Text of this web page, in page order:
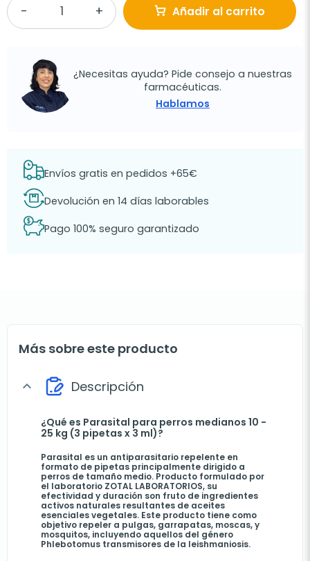
Añadir al carrito
¿Necesitas ayuda? Pide consejo a nuestras
farmacéuticas.
Hablamos
Envíos gratis en pedidos +65€
Devolución en 14 días laborables
Pago 100% seguro garantizado
Más sobre este producto
expand_more Descripción
¿Qué es Parasital para perros medianos 10 -
25 kg (3 pipetas x 3 ml)?
Parasital es un antiparasitario repelente en
formato de pipetas principalmente dirigido a
perros de tamaño medio. Producto formulado por
el laboratorio ZOTAL LABORATORIOS, su
efectividad y duración son fruto de ingredientes
activos naturales resultantes de aceites
esenciales vegetales. Este producto tiene como
objetivo repeler a pulgas, garrapatas, moscas, y
mosquitos, incluyendo aquellos del género
Phlebotomus transmisores de la leishmaniosis.